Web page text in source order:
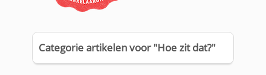
Categorie artikelen voor "Hoe zit dat?"